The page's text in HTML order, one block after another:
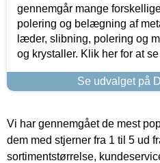
gennemgår mange
polering og belægning af
læder, slibning, polering og
og krystaller. Klik her for at
Se udvalget på
Vi har gennemgået de mest
dem med stjerner fra 1 til 5 ud
sortimentstørrelse,